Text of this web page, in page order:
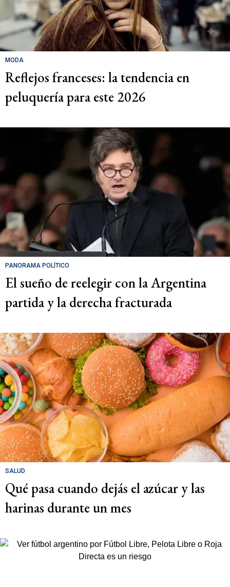
MODA
Reflejos franceses: la tendencia en
peluquería para este 2026
PANORAMA POLÍTICO
El sueño de reelegir con la Argentina
partida y la derecha fracturada
SALUD
Qué pasa cuando dejás el azúcar y las
harinas durante un mes